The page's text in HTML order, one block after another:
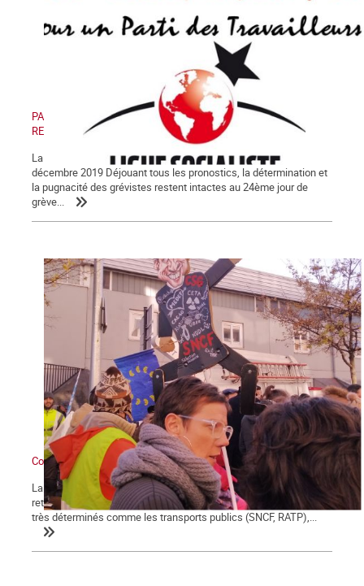
PAS DE RETRAIT, PAS DE TRÊVE ! PAS DE RETRAIT, PAS DE
RENTRÉE !
La Lettre de La Commune, nouvelle série, n° 123 - Samedi 28
décembre 2019 Déjouant tous les pronostics, la détermination et
la pugnacité des grévistes restent intactes au 24ème jour de
grève...
Contre Macron et sa réforme des retraites : grève générale !
La démonstration de force des salariés contre la réforme des
retraites engagée le 5 décembre se poursuit et certains secteurs
très déterminés comme les transports publics (SNCF, RATP),...